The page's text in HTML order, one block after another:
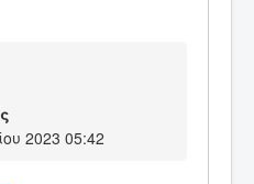
2023 05:42